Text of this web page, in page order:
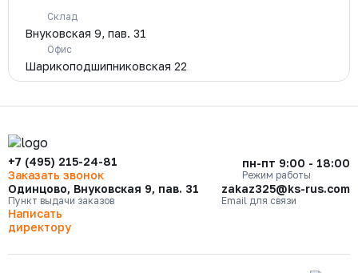
Склад
Внуковская 9, пав. 31
Офис
Шарикоподшипниковская 22
+7 (495) 215-24-81
Заказать звонок
пн-пт 9:00 - 18:00
Режим работы
Одинцово, Внуковская 9, пав. 31
Пункт выдачи заказов
zakaz325@ks-rus.com
Email для связи
Написать
директору